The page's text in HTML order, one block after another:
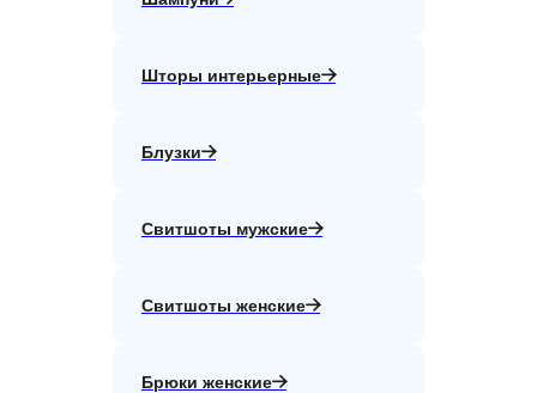
Шторы интерьерные
Блузки
Свитшоты мужские
Свитшоты женские
Брюки женские